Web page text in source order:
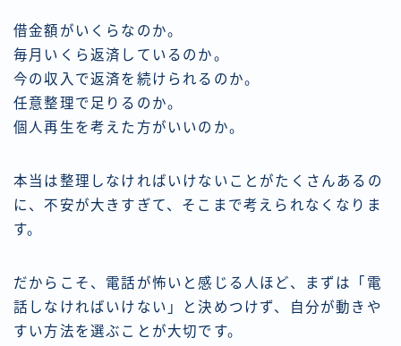
借金額がいくらなのか。
毎月いくら返済しているのか。
今の収入で返済を続けられるのか。
任意整理で足りるのか。
個人再生を考えた方がいいのか。
本当は整理しなければいけないことがたくさんあるの
に、不安が大きすぎて、そこまで考えられなくなりま
す。
だからこそ、電話が怖いと感じる人ほど、まずは「電
話しなければいけない」と決めつけず、自分が動きや
すい方法を選ぶことが大切です。